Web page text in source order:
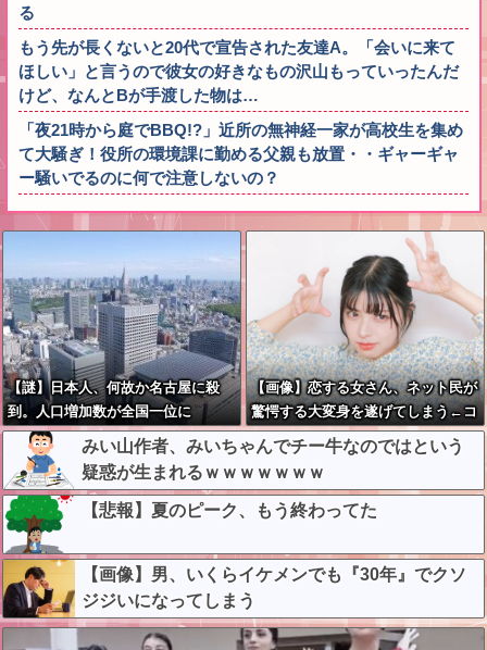
る
もう先が長くないと20代で宣告された友達A。「会いに来て
ほしい」と言うので彼女の好きなもの沢山もっていったんだ
けど、なんとBが手渡した物は…
「夜21時から庭でBBQ!?」近所の無神経一家が高校生を集め
て大騒ぎ！役所の環境課に勤める父親も放置・・ギャーギャ
ー騒いでるのに何で注意しないの？
【謎】日本人、何故か名古屋に殺
到。人口増加数が全国一位に
【画像】恋する女さん、ネット民が
驚愕する大変身を遂げてしまう←コ
レは凄過ぎるw w w w w w w w
みい山作者、みいちゃんでチー牛なのではという
疑惑が生まれるｗｗｗｗｗｗｗ
【悲報】夏のピーク、もう終わってた
【画像】男、いくらイケメンでも『30年』でクソ
ジジいになってしまう